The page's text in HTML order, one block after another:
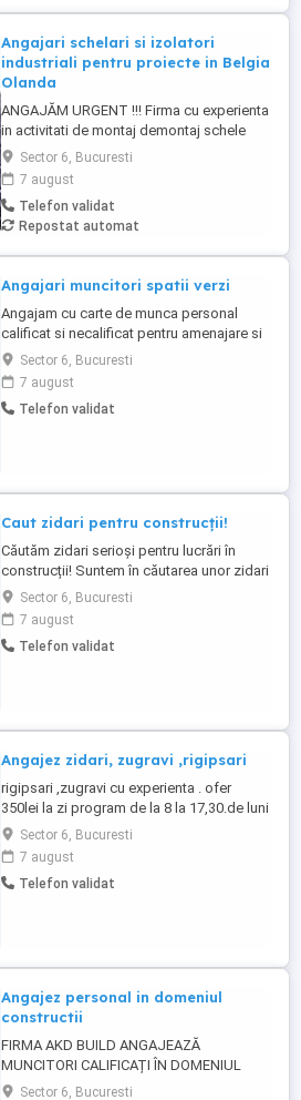
responsabila si ...
Angajari schelari si izolatori
industriali pentru proiecte in Belgia
Olanda
ANGAJĂM URGENT !!! Firma cu experienta
in activitati de montaj demontaj schele
industriale si izolatii industriale in rafinarii,
combinate petrochimice, otelarii, ofera
locuri de munca in Belgia pentru: - schelari
muncitori necalificati pentru activitatea de
montaj demontaj schele industriale; - ...
Sector 6, Bucuresti
7 august
Telefon validat
Repostat automat
Angajari muncitori spatii verzi
Angajam cu carte de munca personal
calificat si necalificat pentru amenajare si
intretinere spatii verzi. Permisul de sofer
reprezinta un avantaj. Cei interesati sunt
rugati sa trimisa CV la adresa de email:
sau pe Whatsapp la nr. de telefon: .
Sector 6, Bucuresti
7 august
Telefon validat
Caut zidari pentru construcții!
Căutăm zidari serioși pentru lucrări în
construcții! Suntem în căutarea unor zidari
cu experiență pentru lucrări de zidărie.
Oferim colaborare pe termen lung, condiții
bune de muncă și plata la timp. Experiența
în domeniu constituie un avantaj.
Sector 6, Bucuresti
7 august
Telefon validat
Angajez zidari, zugravi ,rigipsari
rigipsari ,zugravi cu experienta . ofer
350lei la zi program de la 8 la 17,30.de luni
pana vineri.si transport la locul de
munca.accept și din provincie .plata la 5
zile lucrate.si diurna dacă este cazul zilnic
varta maxim 45 ani
Sector 6, Bucuresti
7 august
Telefon validat
Angajez personal in domeniul
constructii
FIRMA AKD BUILD ANGAJEAZĂ
MUNCITORI CALIFICAȚI ÎN DOMENIUL
CONSTRUCȚIILOR( REABILITĂRI FAȚADE ,
Sector 6, Bucuresti